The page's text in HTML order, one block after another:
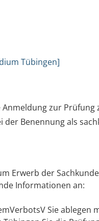
Tübingen]
zur Prüfung
Benennung als
Erwerb der
Informationen an:
Sie ablegen